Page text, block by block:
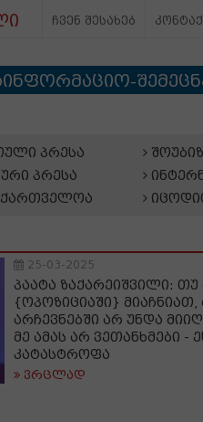
ჩვენ შესახებ
პრესა
პრესა
25-03-2025
პაატა ზაქარეიშვილი: თუ
{ოპოზიციაში}
არჩევნებში არ უნდა
მე ამას არ ვეთანხმები -
კატასტროფა
ვრცლად